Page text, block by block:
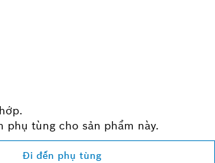
phụ tùng cho sản phẩm này.
Đi đến phụ tùng